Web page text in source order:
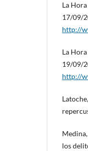
La
17/09/
http://
La
19/09/
http://
los